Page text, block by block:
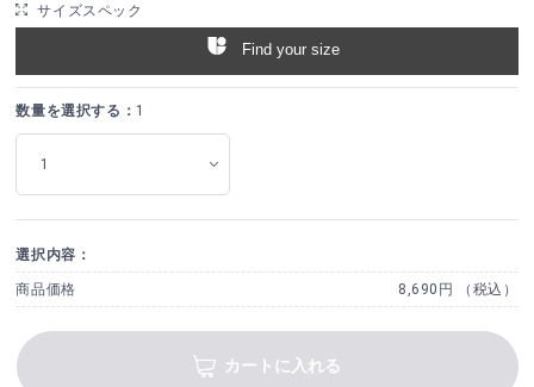
サイズスペック
Find your size
数量を選択する： 1
選択内容：
商品価格 8,690円 （税込）
カートに入れる